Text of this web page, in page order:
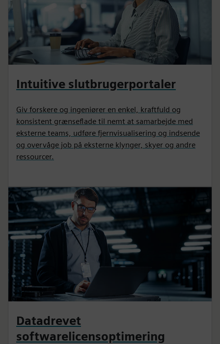
Intuitive slutbrugerportaler
Giv forskere og ingeniører en enkel, kraftfuld og
konsistent grænseflade til nemt at samarbejde med
eksterne teams, udføre fjernvisualisering og indsende
og overvåge job på eksterne klynger, skyer og andre
ressourcer.
Datadrevet
softwarelicensoptimering